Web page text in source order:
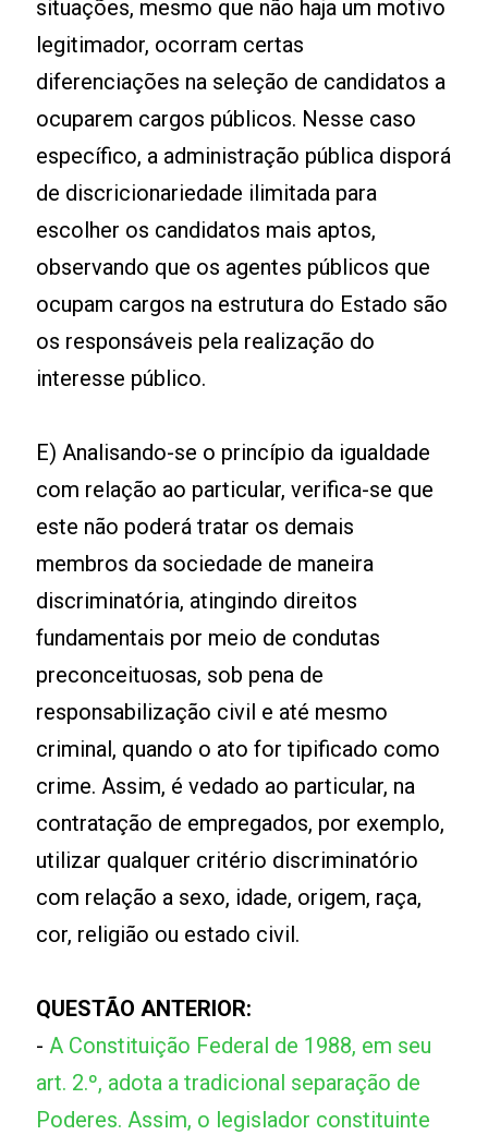
situações, mesmo que não haja um motivo
legitimador, ocorram certas
diferenciações na seleção de candidatos a
ocuparem cargos públicos. Nesse caso
específico, a administração pública disporá
de discricionariedade ilimitada para
escolher os candidatos mais aptos,
observando que os agentes públicos que
ocupam cargos na estrutura do Estado são
os responsáveis pela realização do
interesse público.
E) Analisando-se o princípio da igualdade
com relação ao particular, verifica-se que
este não poderá tratar os demais
membros da sociedade de maneira
discriminatória, atingindo direitos
fundamentais por meio de condutas
preconceituosas, sob pena de
responsabilização civil e até mesmo
criminal, quando o ato for tipificado como
crime. Assim, é vedado ao particular, na
contratação de empregados, por exemplo,
utilizar qualquer critério discriminatório
com relação a sexo, idade, origem, raça,
cor, religião ou estado civil.
QUESTÃO ANTERIOR:
-A Constituição Federal de 1988, em seu
art. 2.º, adota a tradicional separação de
Poderes. Assim, o legislador constituinte